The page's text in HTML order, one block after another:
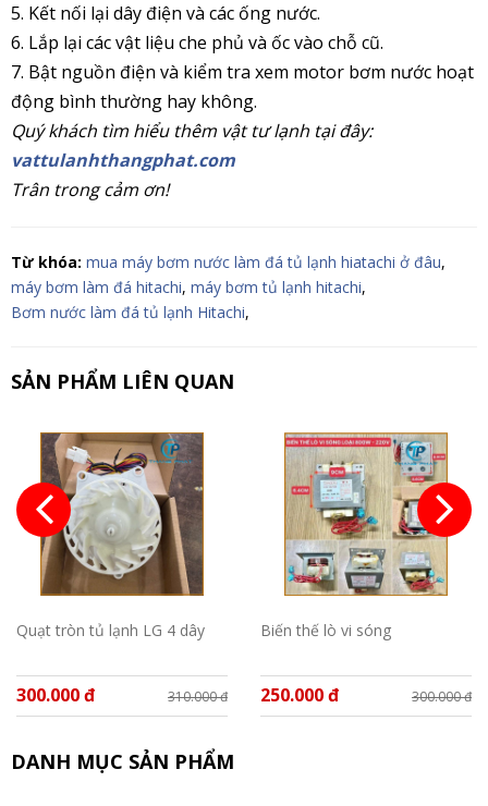
5. Kết nối lại dây điện và các ống nước.
6. Lắp lại các vật liệu che phủ và ốc vào chỗ cũ.
7. Bật nguồn điện và kiểm tra xem motor bơm nước hoạt
động bình thường hay không.
Quý khách tìm hiểu thêm vật tư lạnh tại đây:
vattulanhthangphat.com
Trân trong cảm ơn!
Từ khóa: mua máy bơm nước làm đá tủ lạnh hiatachi ở đâu,
máy bơm làm đá hitachi, máy bơm tủ lạnh hitachi,
Bơm nước làm đá tủ lạnh Hitachi,
SẢN PHẨM LIÊN QUAN
Quạt tròn tủ lạnh LG 4 dây
300.000 đ 310.000 đ
Biến thế lò vi sóng
250.000 đ 300.000 đ
DANH MỤC SẢN PHẨM